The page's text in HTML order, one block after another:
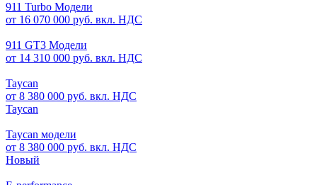
911 Turbo Модели
от 16 070 000 руб. вкл. НДС
911 GT3 Модели
от 14 310 000 руб. вкл. НДС
Taycan
от 8 380 000 руб. вкл. НДС
Taycan
Taycan модели
от 8 380 000 руб. вкл. НДС
Новый